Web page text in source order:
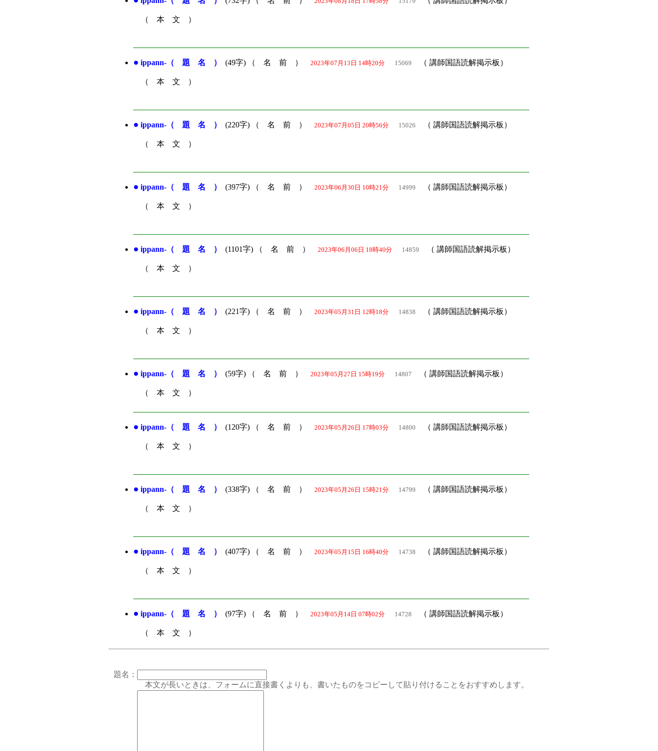
（ 本 文 ）
● ippann-（ 題 名 ） (49字) （ 名 前 ） 2023年07月13日 14時20分 15069 （ 講師国語読解掲示板）
（ 本 文 ）
● ippann-（ 題 名 ） (220字) （ 名 前 ） 2023年07月05日 20時56分 15026 （ 講師国語読解掲示板）
（ 本 文 ）
● ippann-（ 題 名 ） (397字) （ 名 前 ） 2023年06月30日 10時21分 14999 （ 講師国語読解掲示板）
（ 本 文 ）
● ippann-（ 題 名 ） (1101字) （ 名 前 ） 2023年06月06日 18時40分 14859 （ 講師国語読解掲示板）
（ 本 文 ）
● ippann-（ 題 名 ） (221字) （ 名 前 ） 2023年05月31日 12時18分 14838 （ 講師国語読解掲示板）
（ 本 文 ）
● ippann-（ 題 名 ） (59字) （ 名 前 ） 2023年05月27日 15時19分 14807 （ 講師国語読解掲示板）
（ 本 文 ）
● ippann-（ 題 名 ） (120字) （ 名 前 ） 2023年05月26日 17時03分 14800 （ 講師国語読解掲示板）
（ 本 文 ）
● ippann-（ 題 名 ） (338字) （ 名 前 ） 2023年05月26日 15時21分 14799 （ 講師国語読解掲示板）
（ 本 文 ）
● ippann-（ 題 名 ） (407字) （ 名 前 ） 2023年05月15日 16時40分 14738 （ 講師国語読解掲示板）
（ 本 文 ）
● ippann-（ 題 名 ） (97字) （ 名 前 ） 2023年05月14日 07時02分 14728 （ 講師国語読解掲示板）
（ 本 文 ）
題名：
本文が長いときは、フォームに直接書くよりも、書いたものをコピーして貼り付けることをおすすめします。